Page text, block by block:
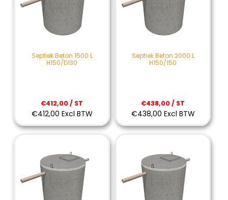
Septiek Beton 1500 L
H150/D130
€412,00 / ST
€412,00 Excl BTW
Septiek Beton 2000 L
H150/150
€438,00 / ST
€438,00 Excl BTW